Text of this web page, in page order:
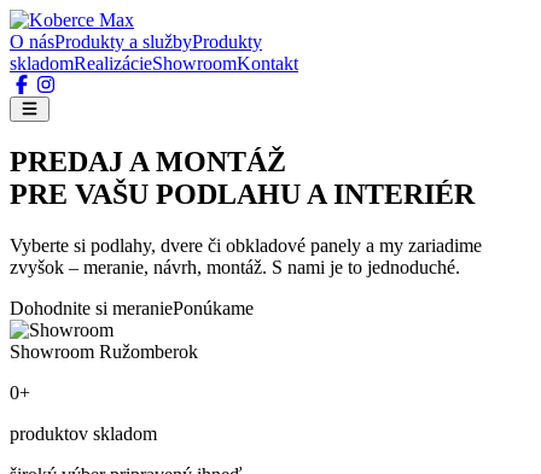
O násProdukty a službyProdukty
skladomRealizácieShowroomKontakt
PREDAJ A MONTÁŽ
PRE VAŠU PODLAHU A INTERIÉR
Vyberte si podlahy, dvere či obkladové panely a my zariadime
zvyšok – meranie, návrh, montáž. S nami je to jednoduché.
Dohodnite si meraniePonúkame
Showroom Ružomberok
0+
produktov skladom